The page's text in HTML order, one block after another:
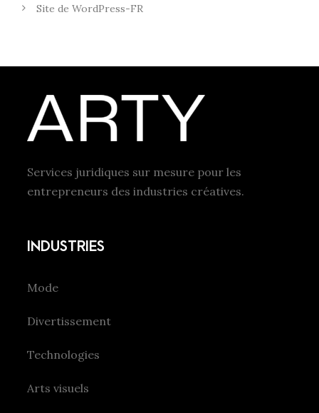
Site de WordPress-FR
Services juridiques sur mesure pour les
entrepreneurs des industries créatives.
INDUSTRIES
Mode
Divertissement
Technologies
Arts visuels